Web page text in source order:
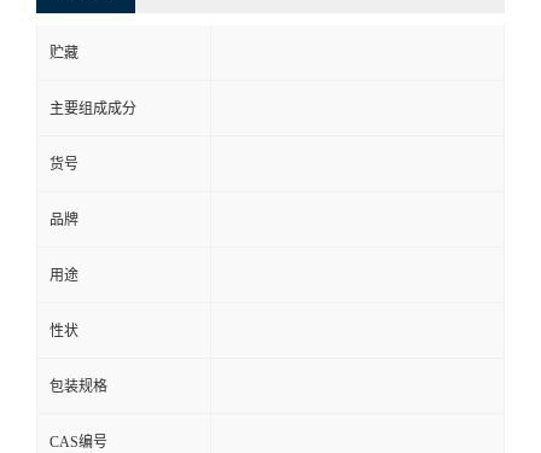
贮藏
主要组成成分
货号
品牌
用途
性状
包装规格
CAS编号